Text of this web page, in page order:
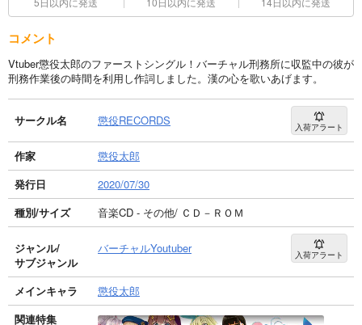
コメント
Vtuber懲役太郎のファーストシングル！バーチャル刑務所に収監中の彼が
刑務作業後の時間を利用し作詞しました。漢の心を歌いあげます。
サークル名 懲役RECORDS 入荷アラート
作家
懲役太郎
発行日
2020/07/30
種別/サイズ
音楽CD - その他/ ＣＤ－ＲＯＭ
ジャンル/
サブジャンル
バーチャルYoutuber 入荷アラート
メインキャラ
懲役太郎
関連特集